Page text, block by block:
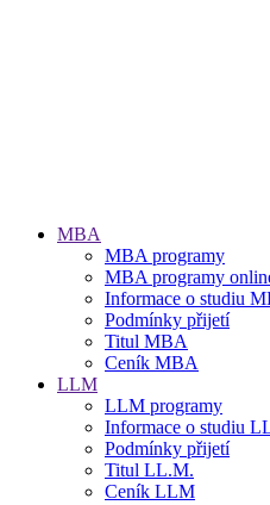
MBA
MBA programy
MBA programy
Informace o studiu
Podmínky přijetí
Titul MBA
Ceník MBA
LLM
LLM programy
Informace o studiu
Podmínky přijetí
Titul LL.M.
Ceník LLM